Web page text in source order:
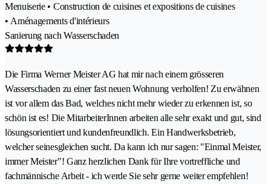
Menuiserie • Construction de cuisines et expositions de cuisines
• Aménagements d'intérieurs
Sanierung nach Wasserschaden
Die Firma Werner Meister AG hat mir nach einem grösseren
Wasserschaden zu einer fast neuen Wohnung verholfen! Zu erwähnen
ist vor allem das Bad, welches nicht mehr wieder zu erkennen ist, so
schön ist es! Die MitarbeiterInnen arbeiten alle sehr exakt und gut, sind
lösungsorientiert und kundenfreundlich. Ein Handwerksbetrieb,
welcher seinesgleichen sucht. Da kann ich nur sagen: "Einmal Meister,
immer Meister"! Ganz herzlichen Dank für Ihre vortreffliche und
fachmännische Arbeit - ich werde Sie sehr gerne weiter empfehlen!